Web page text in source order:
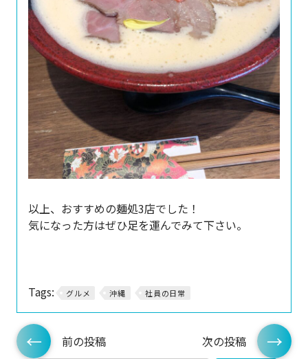
以上、おすすめの麺処3店でした！
気になった方はぜひ足を運んでみて下さい。
Tags: グルメ 沖縄 社員の日常
前の投稿 次の投稿